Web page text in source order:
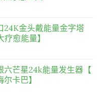
24K金头戴能量金字塔
疗愈能量】
六芒星24k能量发生器【
卡巴】